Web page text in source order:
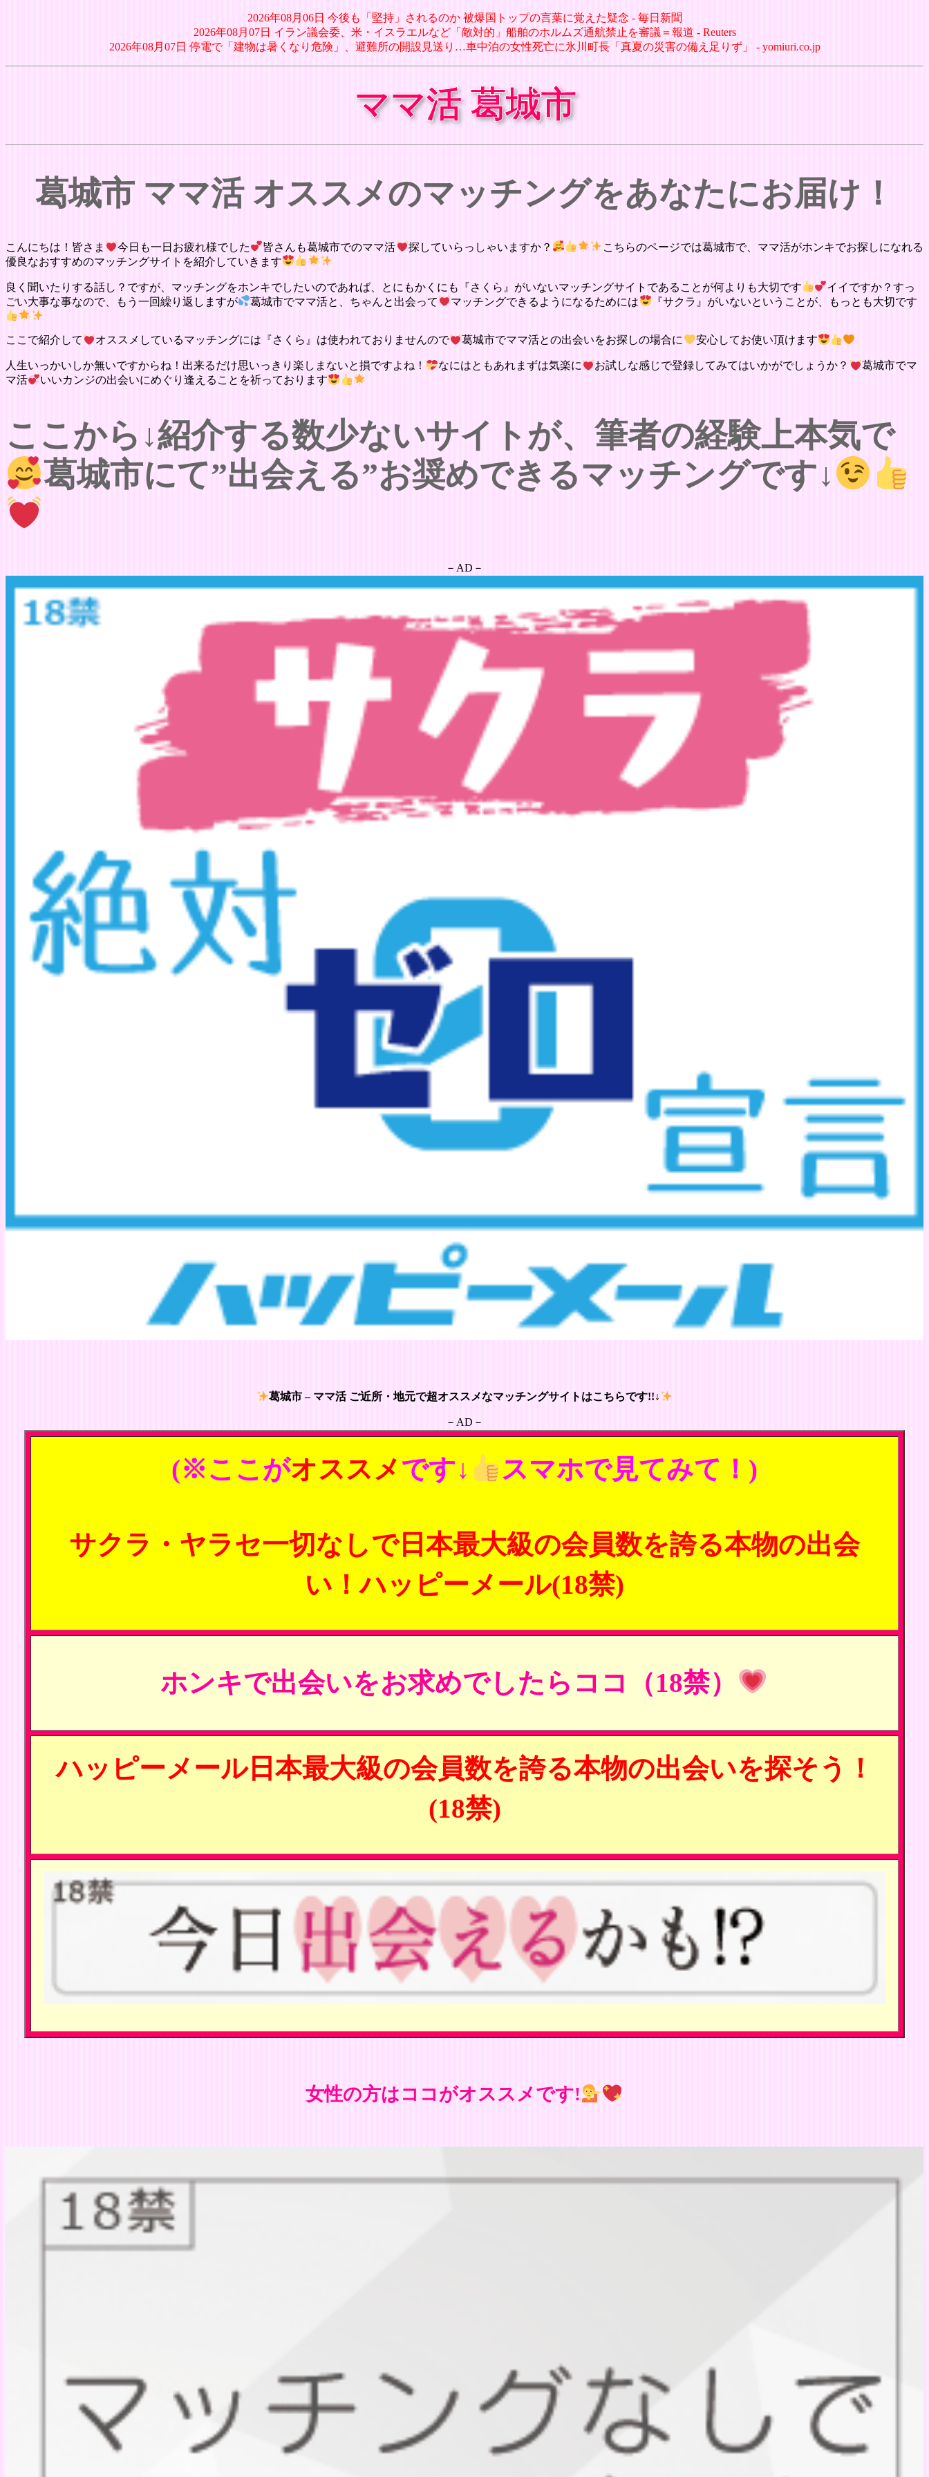
2026年08月06日 今後も「堅持」されるのか 被爆国トップの言葉に覚えた疑念 - 毎日新聞
2026年08月07日 イラン議会委、米・イスラエルなど「敵対的」船舶のホルムズ通航禁止を審議＝報道 - Reuters
2026年08月07日 停電で「建物は暑くなり危険」、避難所の開設見送り…車中泊の女性死亡に氷川町長「真夏の災害の備え足りず」 - yomiuri.co.jp
ママ活 葛城市
葛城市 ママ活 オススメのマッチングをあなたにお届け！
こんにちは！皆さま 今日も一日お疲れ様でした 皆さんも葛城市でのママ活 探していらっしゃいますか？
こちらのページでは葛城市で、ママ活がホンキでお探しになれる
優良なおすすめのマッチングサイトを紹介していきます
良く聞いたりする話し？ですが、マッチングをホンキでしたいのであれば、とにもかくにも『さくら』がいないマッチングサイトであることが何よりも大切です
イイですか？すっ
ごい大事な事なので、もう一回繰り返しますが
葛城市でママ活と、ちゃんと出会って マッチングできるようになるためには 『サクラ』がいないということが、もっとも大切です
ここで紹介して オススメしているマッチングには『さくら』は使われておりませんので 葛城市でママ活との出会いをお探しの場合に 安心してお使い頂けます
人生いっかいしか無いですからね！出来るだけ思いっきり楽しまないと損ですよね！ なにはともあれまずは気楽に お試しな感じで登録してみてはいかがでしょうか？
葛城市でマ
マ活
いいカンジの出会いにめぐり逢えることを祈っております
ここから↓紹介する数少ないサイトが、筆者の経験上本気で
葛城市にて”出会える”お奨めできるマッチングです↓
－AD－
葛城市 – ママ活 ご近所・地元で超オススメなマッチングサイトはこちらです!!↓
－AD－
(※ここがオススメです↓ スマホで見てみて！)
サクラ・ヤラセ一切なしで日本最大級の会員数を誇る本物の出会
い！ハッピーメール(18禁)
ホンキで出会いをお求めでしたらココ（18禁）
ハッピーメール日本最大級の会員数を誇る本物の出会いを探そう！
(18禁)
女性の方はココがオススメです!